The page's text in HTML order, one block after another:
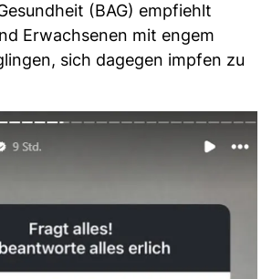
(BAG) empfiehlt
Erwachsenen mit engem
sich dagegen impfen zu